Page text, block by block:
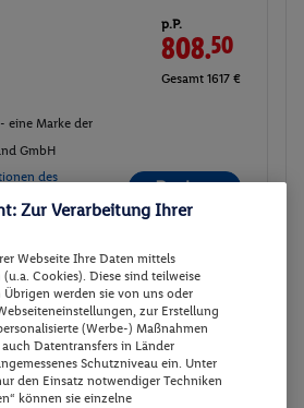
p.P.
808.50
Gesamt 1617 €
eine Marke der
GmbH
des
Buchen
Flugdetails anzeigen
p.P.
Zur Verarbeitung Ihrer
Webseite Ihre Daten mittels
Cookies). Diese sind teilweise
werden sie von uns oder
zur Erstellung
(Werbe-) Maßnahmen
Datentransfers in Länder
Schutzniveau ein. Unter
den Einsatz notwendiger Techniken
können sie einzelne